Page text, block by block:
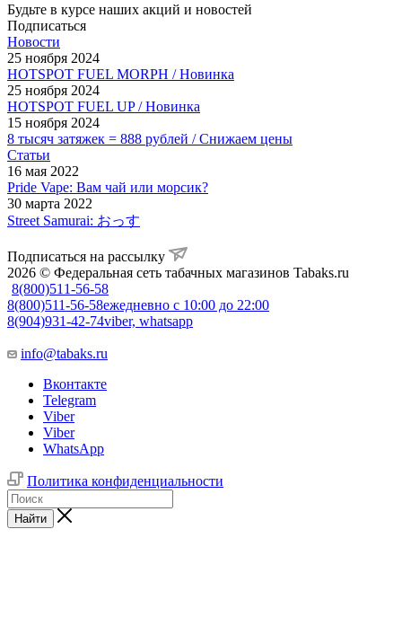
Будьте в курсе наших акций и новостей
Подписаться
Новости
25 ноября 2024
HOTSPOT FUEL MORPH / Новинка
25 ноября 2024
HOTSPOT FUEL UP / Новинка
15 ноября 2024
8 тысяч затяжек = 888 рублей / Снижаем цены
Статьи
16 мая 2022
Pride Vape: Вам чай или морсик?
30 марта 2022
Street Samurai: おっす
Подписаться на рассылку
2026 © Федеральная сеть табачных магазинов Tabaks.ru
8(800)511-56-58
8(800)511-56-58ежедневно с 10:00 до 22:00
8(904)931-42-74viber, whatsapp
info@tabaks.ru
Вконтакте
Telegram
Viber
Viber
WhatsApp
Политика конфиденциальности
Найти